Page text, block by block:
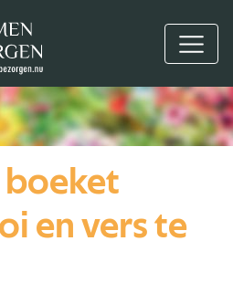
boeket
en vers te